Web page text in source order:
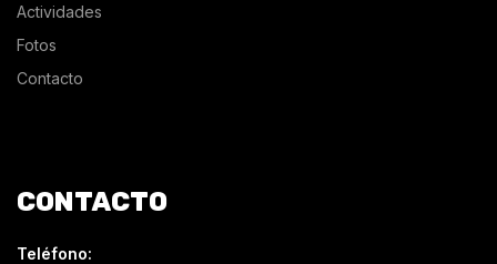
Actividades
Fotos
Contacto
CONTACTO
Teléfono: